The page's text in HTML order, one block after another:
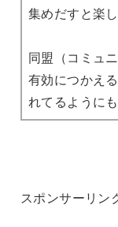
集めだすと楽
同盟（コミュ
有効につかえ
れてるように
スポンサーリン